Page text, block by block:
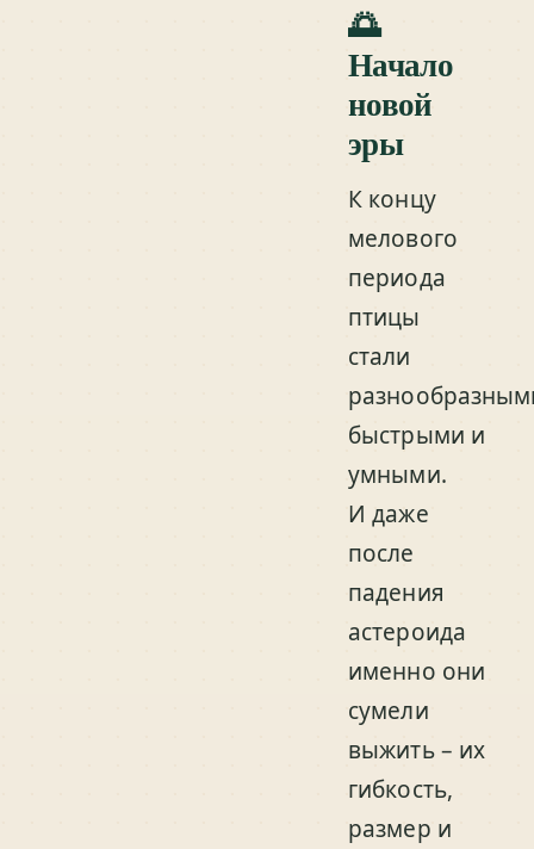
🌅
Начало
новой
эры
К концу
мелового
периода
птицы
стали
быстрыми и
умными.
И даже
после
падения
астероида
именно они
сумели
выжить – их
гибкость,
размер и